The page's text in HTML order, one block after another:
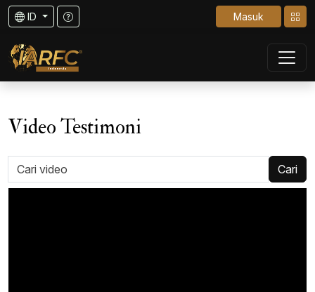
ID Masuk
Video Testimoni
Cari